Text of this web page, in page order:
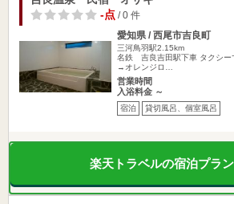
-点/ 0 件
愛知県 / 西尾市吉良町
三河鳥羽駅2.15km
名鉄 吉良吉田駅下車 タクシ
→オレンジロ…
営業時間
入浴料金 ～
宿泊 貸切風呂、個室風呂
楽天トラベルの宿泊プラ